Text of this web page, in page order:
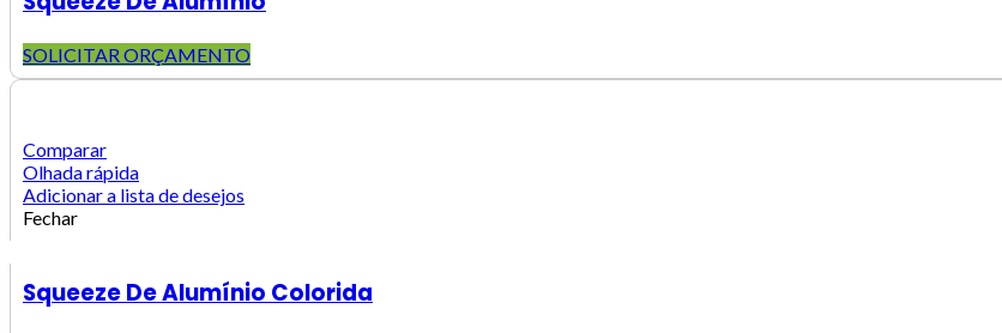
SOLICITAR ORÇAMENTO
Comparar
Olhada rápida
Adicionar a lista de desejos
Fechar
Squeeze De Alumínio Colorida